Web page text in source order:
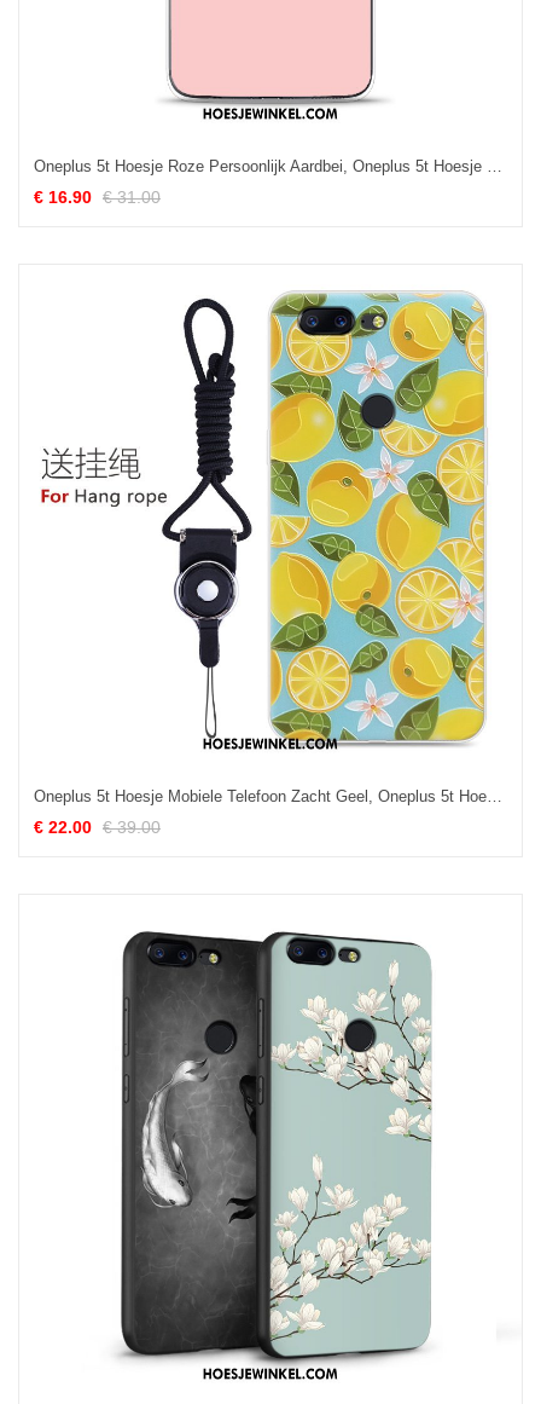
Oneplus 5t Hoesje Roze Persoonlijk Aardbei, Oneplus 5t Hoesje Reliëf All Inclusive
€ 16.90 € 31.00
Oneplus 5t Hoesje Mobiele Telefoon Zacht Geel, Oneplus 5t Hoesje Hoes Reliëf
€ 22.00 € 39.00